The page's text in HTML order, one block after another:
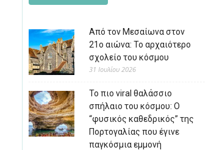
Από τον Μεσαίωνα στον
21ο αιώνα: Το αρχαιότερο
σχολείο του κόσμου
31 Ιουλίου 2026
Το πιο viral θαλάσσιο
σπήλαιο του κόσμου: Ο
“φυσικός καθεδρικός” της
Πορτογαλίας που έγινε
παγκόσμια εμμονή